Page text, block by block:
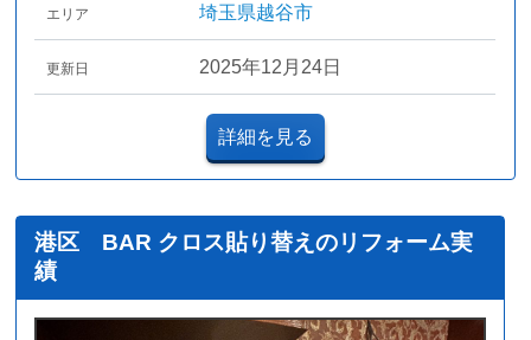
エリア 埼玉県越谷市
更新日 2025年12月24日
詳細を見る
港区 BAR クロス貼り替えのリフォーム実
績